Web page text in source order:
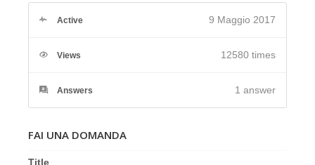
Active 9 Maggio 2017
Views 12580 times
Answers 1 answer
FAI UNA DOMANDA
Title